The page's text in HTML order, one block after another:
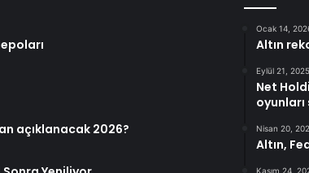
açıklanacak 2026?
Ocak 14,
Altın
Eylül 21, 2025
Net
Nisan 20,
Altın,
Kasım 24,